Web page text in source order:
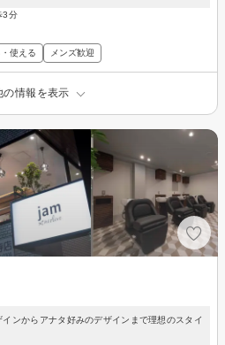
3分
使える メンズ歓迎
の情報を表示
インからアナタ好みのデザインまで理想のスタイ